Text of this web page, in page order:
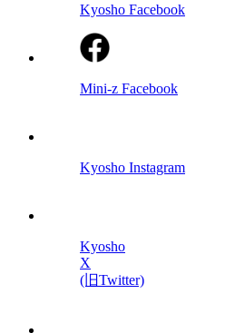
Kyosho Facebook
Mini-z Facebook
Kyosho Instagram
Kyosho
X
(旧Twitter)